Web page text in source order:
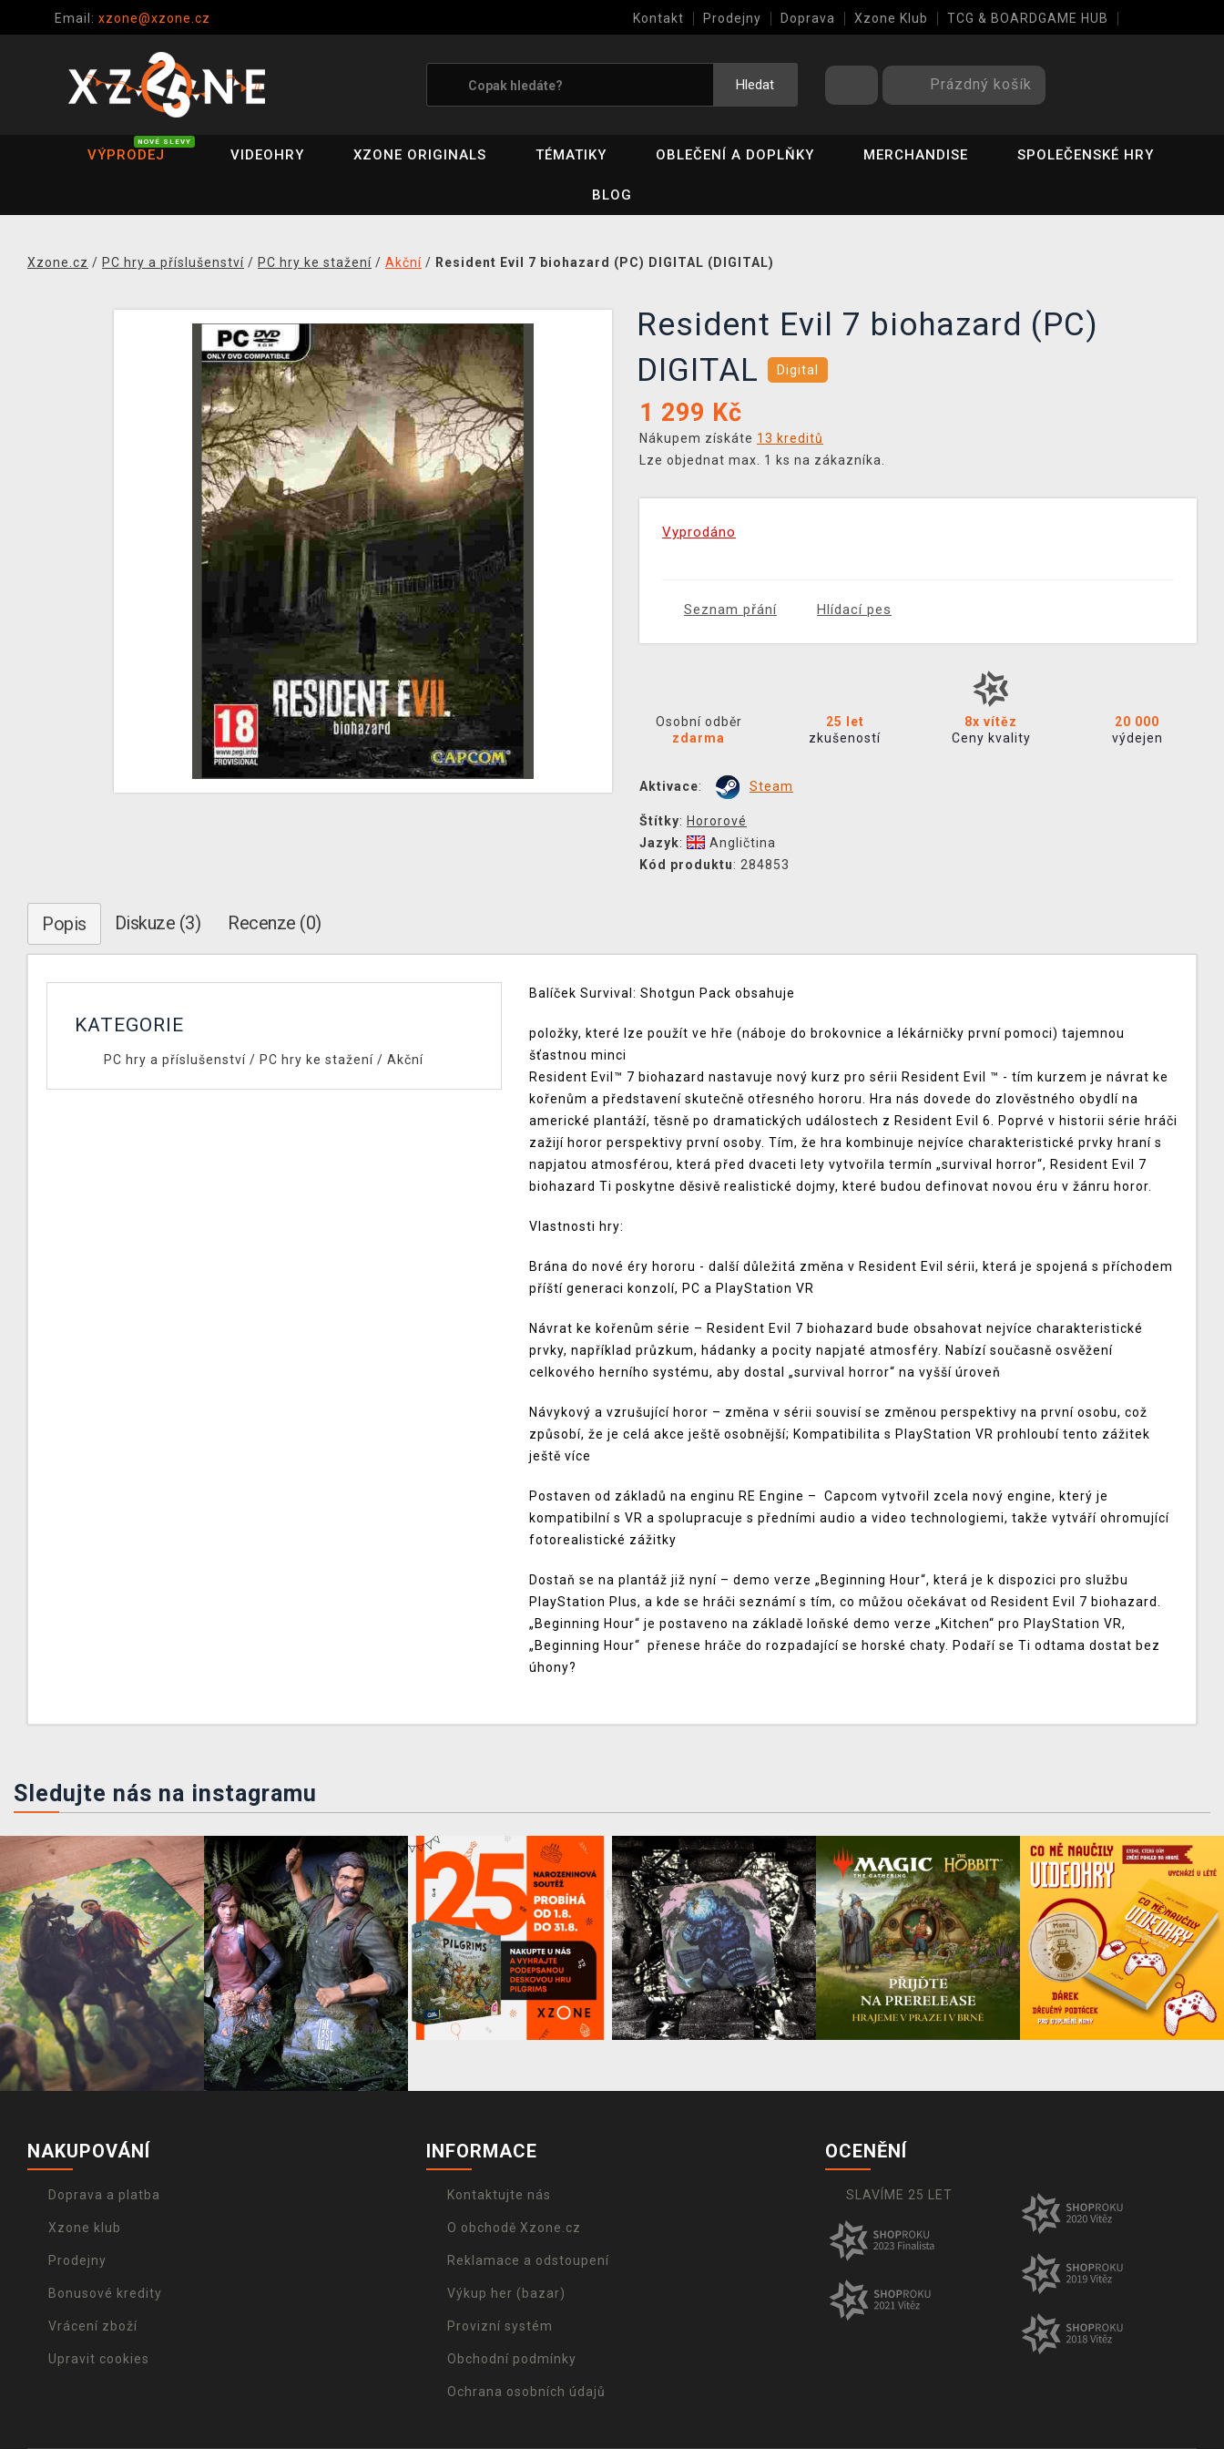
Email: xzone@xzone.cz Kontakt Prodejny Doprava Xzone Klub TCG & BOARDGAME HUB
Hledat Prázdný košík
VÝPRODEJ
NOVÉ SLEVY
VIDEOHRY XZONE ORIGINALS TÉMATIKY OBLEČENÍ A DOPLŇKY MERCHANDISE SPOLEČENSKÉ HRY
BLOG
Xzone.cz / PC hry a příslušenství / PC hry ke stažení / Akční / Resident Evil 7 biohazard (PC) DIGITAL (DIGITAL)
Resident Evil 7 biohazard (PC)
DIGITAL
Digital
1 299 Kč
Nákupem získáte 13 kreditů
Lze objednat max. 1 ks na zákazníka.
Vyprodáno
Seznam přání Hlídací pes
Osobní odběr
zdarma
25 let
zkušeností
8x vítěz
Ceny kvality
20 000
výdejen
Aktivace: Steam
Štítky: Hororové
Jazyk:
Angličtina
Kód produktu: 284853
Popis Diskuze (3) Recenze (0)
KATEGORIE
PC hry a příslušenství/ PC hry ke stažení/ Akční
Balíček Survival: Shotgun Pack obsahuje
položky, které lze použít ve hře (náboje do brokovnice a lékárničky první pomoci) tajemnou
šťastnou minci
Resident Evil™ 7 biohazard nastavuje nový kurz pro sérii Resident Evil ™ - tím kurzem je návrat ke
kořenům a představení skutečně otřesného hororu. Hra nás dovede do zlověstného obydlí na
americké plantáží, těsně po dramatických událostech z Resident Evil 6. Poprvé v historii série hráči
zažijí horor perspektivy první osoby. Tím, že hra kombinuje nejvíce charakteristické prvky hraní s
napjatou atmosférou, která před dvaceti lety vytvořila termín „survival horror“, Resident Evil 7
biohazard Ti poskytne děsivě realistické dojmy, které budou definovat novou éru v žánru horor.
Vlastnosti hry:
Brána do nové éry hororu - další důležitá změna v Resident Evil sérii, která je spojená s příchodem
příští generaci konzolí, PC a PlayStation VR
Návrat ke kořenům série – Resident Evil 7 biohazard bude obsahovat nejvíce charakteristické
prvky, například průzkum, hádanky a pocity napjaté atmosféry. Nabízí současně osvěžení
celkového herního systému, aby dostal „survival horror“ na vyšší úroveň
Návykový a vzrušující horor – změna v sérii souvisí se změnou perspektivy na první osobu, což
způsobí, že je celá akce ještě osobnější; Kompatibilita s PlayStation VR prohloubí tento zážitek
ještě více
Postaven od základů na enginu RE Engine – Capcom vytvořil zcela nový engine, který je
kompatibilní s VR a spolupracuje s předními audio a video technologiemi, takže vytváří ohromující
fotorealistické zážitky
Dostaň se na plantáž již nyní – demo verze „Beginning Hour“, která je k dispozici pro službu
PlayStation Plus, a kde se hráči seznámí s tím, co můžou očekávat od Resident Evil 7 biohazard.
„Beginning Hour“ je postaveno na základě loňské demo verze „Kitchen“ pro PlayStation VR,
„Beginning Hour“ přenese hráče do rozpadající se horské chaty. Podaří se Ti odtama dostat bez
úhony?
Sledujte nás na instagramu
NAKUPOVÁNÍ
Doprava a platba
Xzone klub
Prodejny
Bonusové kredity
Vrácení zboží
Upravit cookies
INFORMACE
Kontaktujte nás
O obchodě Xzone.cz
Reklamace a odstoupení
Výkup her (bazar)
Provizní systém
Obchodní podmínky
Ochrana osobních údajů
OCENĚNÍ
SLAVÍME 25 LET